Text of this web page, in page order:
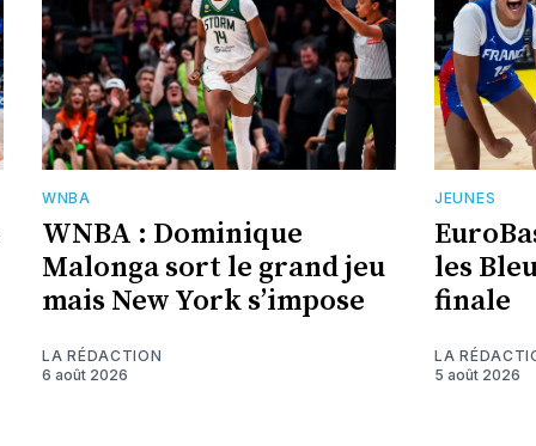
WNBA
WNBA : Dominique
Malonga sort le grand jeu
mais New York s’impose
LA RÉDACTION
6 août 2026
JEUNES
les
finale
LA
5 août 2026